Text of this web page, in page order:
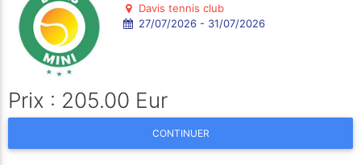
Davis tennis club
27/07/2026 - 31/07/2026
Prix : 205.00 Eur
CONTINUER